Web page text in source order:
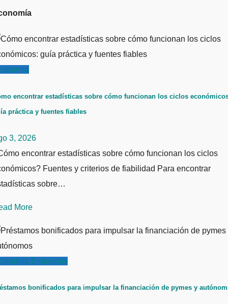
encontrar estadísticas sobre cómo funcionan los ciclos
práctica y fuentes fiables
3, 2026
encontrar estadísticas sobre cómo funcionan los ciclos
Fuentes y criterios de fiabilidad Para encontrar
sobre…
More
Empresas
bonificados para impulsar la financiación de pymes y